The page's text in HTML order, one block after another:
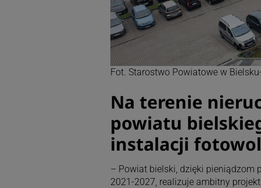
Fot. Starostwo Powiatowe w
Na terenie
powiatu
instalacji
– Powiat bielski, dzięki pieniądzom
2021-2027, realizuje ambitny